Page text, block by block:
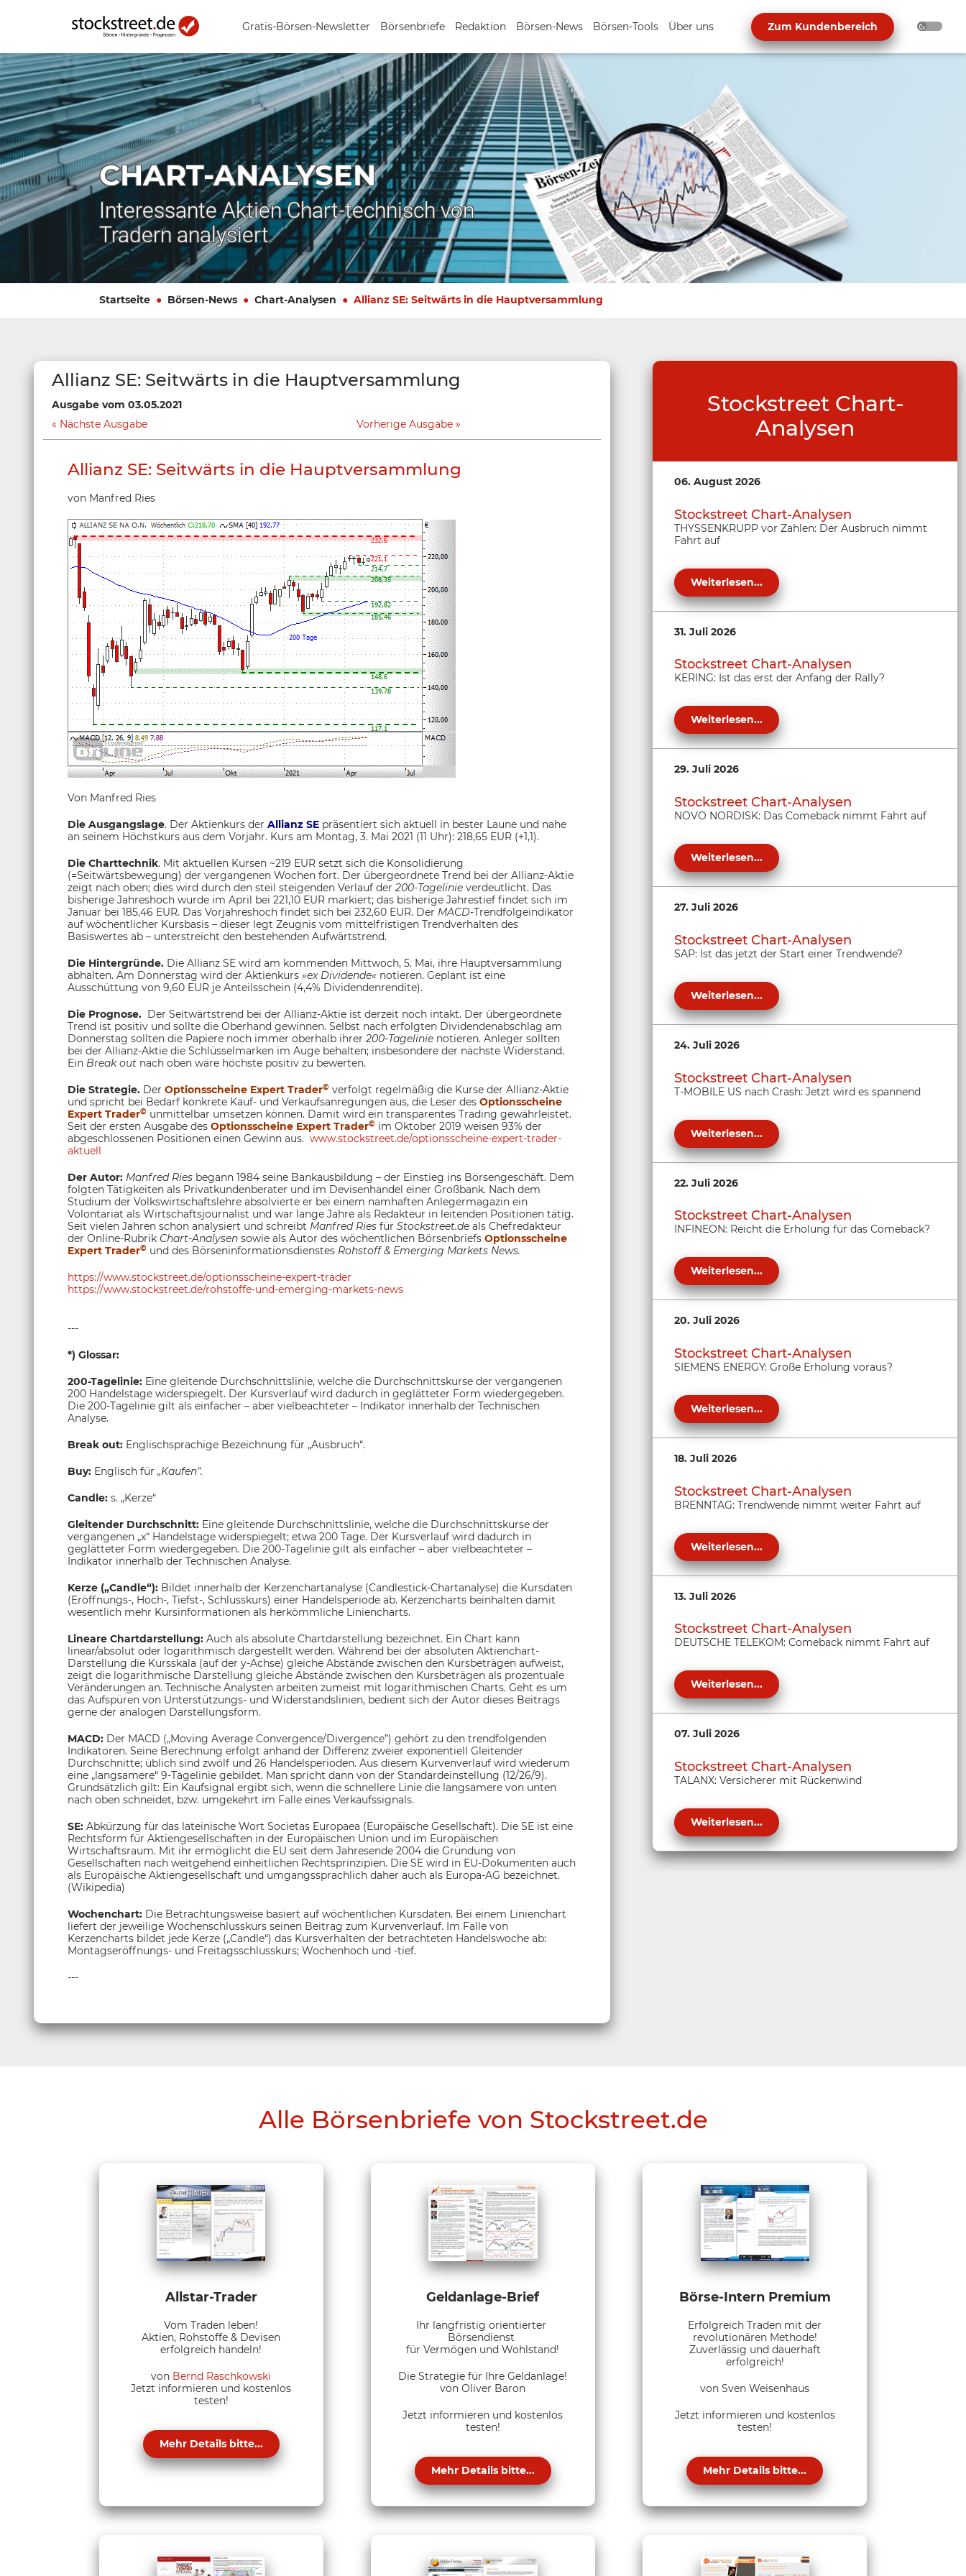
Gratis-Börsen-Newsletter Börsenbriefe Redaktion Börsen-News Börsen-Tools Über uns Zum Kundenbereich
CHART-ANALYSEN
Interessante Aktien Chart-technisch von
Tradern analysiert
Startseite Börsen-News Chart-Analysen Allianz SE: Seitwärts in die Hauptversammlung
Allianz SE: Seitwärts in die Hauptversammlung
Ausgabe vom 03.05.2021
Nächste Ausgabe
Vorherige Ausgabe
Allianz SE: Seitwärts in die Hauptversammlung
von Manfred Ries
Von Manfred Ries
Die Ausgangslage. Der Aktienkurs der Allianz SE präsentiert sich aktuell in bester Laune und nahe
an seinem Höchstkurs aus dem Vorjahr. Kurs am Montag, 3. Mai 2021 (11 Uhr): 218,65 EUR (+1,1).
Die Charttechnik. Mit aktuellen Kursen ~219 EUR setzt sich die Konsolidierung
(=Seitwärtsbewegung) der vergangenen Wochen fort. Der übergeordnete Trend bei der Allianz-Aktie
zeigt nach oben; dies wird durch den steil steigenden Verlauf der 200-Tagelinie verdeutlicht. Das
bisherige Jahreshoch wurde im April bei 221,10 EUR markiert; das bisherige Jahrestief findet sich im
Januar bei 185,46 EUR. Das Vorjahreshoch findet sich bei 232,60 EUR. Der MACD-Trendfolgeindikator
auf wöchentlicher Kursbasis – dieser legt Zeugnis vom mittelfristigen Trendverhalten des
Basiswertes ab – unterstreicht den bestehenden Aufwärtstrend.
Die Hintergründe. Die Allianz SE wird am kommenden Mittwoch, 5. Mai, ihre Hauptversammlung
abhalten. Am Donnerstag wird der Aktienkurs »ex Dividende« notieren. Geplant ist eine
Ausschüttung von 9,60 EUR je Anteilsschein (4,4% Dividendenrendite).
Die Prognose. Der Seitwärtstrend bei der Allianz-Aktie ist derzeit noch intakt. Der übergeordnete
Trend ist positiv und sollte die Oberhand gewinnen. Selbst nach erfolgten Dividendenabschlag am
Donnerstag sollten die Papiere noch immer oberhalb ihrer 200-Tagelinie notieren. Anleger sollten
bei der Allianz-Aktie die Schlüsselmarken im Auge behalten; insbesondere der nächste Widerstand.
Ein Break out nach oben wäre höchste positiv zu bewerten.
Die Strategie. Der Optionsscheine Expert Trader© verfolgt regelmäßig die Kurse der Allianz-Aktie
und spricht bei Bedarf konkrete Kauf- und Verkaufsanregungen aus, die Leser des Optionsscheine
Expert Trader© unmittelbar umsetzen können. Damit wird ein transparentes Trading gewährleistet.
Seit der ersten Ausgabe des Optionsscheine Expert Trader© im Oktober 2019 weisen 93% der
abgeschlossenen Positionen einen Gewinn aus. www.stockstreet.de/optionsscheine-expert-trader-
aktuell
Der Autor: Manfred Ries begann 1984 seine Bankausbildung – der Einstieg ins Börsengeschäft. Dem
folgten Tätigkeiten als Privatkundenberater und im Devisenhandel einer Großbank. Nach dem
Studium der Volkswirtschaftslehre absolvierte er bei einem namhaften Anlegermagazin ein
Volontariat als Wirtschaftsjournalist und war lange Jahre als Redakteur in leitenden Positionen tätig.
Seit vielen Jahren schon analysiert und schreibt Manfred Ries für Stockstreet.de als Chefredakteur
der Online-Rubrik Chart-Analysen sowie als Autor des wöchentlichen Börsenbriefs Optionsscheine
Expert Trader© und des Börseninformationsdienstes Rohstoff & Emerging Markets News.
https://www.stockstreet.de/optionsscheine-expert-trader
https://www.stockstreet.de/rohstoffe-und-emerging-markets-news
---
*) Glossar:
200-Tagelinie: Eine gleitende Durchschnittslinie, welche die Durchschnittskurse der vergangenen
200 Handelstage widerspiegelt. Der Kursverlauf wird dadurch in geglätteter Form wiedergegeben.
Die 200-Tagelinie gilt als einfacher – aber vielbeachteter – Indikator innerhalb der Technischen
Analyse.
Break out: Englischsprachige Bezeichnung für „Ausbruch“.
Buy: Englisch für „Kaufen“.
Candle: s. „Kerze“
Gleitender Durchschnitt: Eine gleitende Durchschnittslinie, welche die Durchschnittskurse der
vergangenen „x“ Handelstage widerspiegelt; etwa 200 Tage. Der Kursverlauf wird dadurch in
geglätteter Form wiedergegeben. Die 200-Tagelinie gilt als einfacher – aber vielbeachteter –
Indikator innerhalb der Technischen Analyse.
Kerze („Candle“): Bildet innerhalb der Kerzenchartanalyse (Candlestick-Chartanalyse) die Kursdaten
(Eröffnungs-, Hoch-, Tiefst-, Schlusskurs) einer Handelsperiode ab. Kerzencharts beinhalten damit
wesentlich mehr Kursinformationen als herkömmliche Liniencharts.
Lineare Chartdarstellung: Auch als absolute Chartdarstellung bezeichnet. Ein Chart kann
linear/absolut oder logarithmisch dargestellt werden. Während bei der absoluten Aktienchart-
Darstellung die Kursskala (auf der y-Achse) gleiche Abstände zwischen den Kursbeträgen aufweist,
zeigt die logarithmische Darstellung gleiche Abstände zwischen den Kursbeträgen als prozentuale
Veränderungen an. Technische Analysten arbeiten zumeist mit logarithmischen Charts. Geht es um
das Aufspüren von Unterstützungs- und Widerstandslinien, bedient sich der Autor dieses Beitrags
gerne der analogen Darstellungsform.
MACD: Der MACD („Moving Average Convergence/Divergence”) gehört zu den trendfolgenden
Indikatoren. Seine Berechnung erfolgt anhand der Differenz zweier exponentiell Gleitender
Durchschnitte; üblich sind zwölf und 26 Handelsperioden. Aus diesem Kurvenverlauf wird wiederum
eine „langsamere“ 9-Tagelinie gebildet. Man spricht dann von der Standardeinstellung (12/26/9).
Grundsätzlich gilt: Ein Kaufsignal ergibt sich, wenn die schnellere Linie die langsamere von unten
nach oben schneidet, bzw. umgekehrt im Falle eines Verkaufssignals.
SE: Abkürzung für das lateinische Wort Societas Europaea (Europäische Gesellschaft). Die SE ist eine
Rechtsform für Aktiengesellschaften in der Europäischen Union und im Europäischen
Wirtschaftsraum. Mit ihr ermöglicht die EU seit dem Jahresende 2004 die Gründung von
Gesellschaften nach weitgehend einheitlichen Rechtsprinzipien. Die SE wird in EU-Dokumenten auch
als Europäische Aktiengesellschaft und umgangssprachlich daher auch als Europa-AG bezeichnet.
(Wikipedia)
Wochenchart: Die Betrachtungsweise basiert auf wöchentlichen Kursdaten. Bei einem Linienchart
liefert der jeweilige Wochenschlusskurs seinen Beitrag zum Kurvenverlauf. Im Falle von
Kerzencharts bildet jede Kerze („Candle“) das Kursverhalten der betrachteten Handelswoche ab:
Montagseröffnungs- und Freitagsschlusskurs; Wochenhoch und -tief.
---
Stockstreet Chart-
Analysen
06. August 2026
Stockstreet Chart-Analysen
THYSSENKRUPP vor Zahlen: Der Ausbruch nimmt
Fahrt auf
Weiterlesen...
31. Juli 2026
Stockstreet Chart-Analysen
KERING: Ist das erst der Anfang der Rally?
Weiterlesen...
29. Juli 2026
Stockstreet Chart-Analysen
NOVO NORDISK: Das Comeback nimmt Fahrt auf
Weiterlesen...
27. Juli 2026
Stockstreet Chart-Analysen
SAP: Ist das jetzt der Start einer Trendwende?
Weiterlesen...
24. Juli 2026
Stockstreet Chart-Analysen
T-MOBILE US nach Crash: Jetzt wird es spannend
Weiterlesen...
22. Juli 2026
Stockstreet Chart-Analysen
INFINEON: Reicht die Erholung für das Comeback?
Weiterlesen...
20. Juli 2026
Stockstreet Chart-Analysen
SIEMENS ENERGY: Große Erholung voraus?
Weiterlesen...
18. Juli 2026
Stockstreet Chart-Analysen
BRENNTAG: Trendwende nimmt weiter Fahrt auf
Weiterlesen...
13. Juli 2026
Stockstreet Chart-Analysen
DEUTSCHE TELEKOM: Comeback nimmt Fahrt auf
Weiterlesen...
07. Juli 2026
Stockstreet Chart-Analysen
TALANX: Versicherer mit Rückenwind
Weiterlesen...
Alle Börsenbriefe von Stockstreet.de
Allstar-Trader
Vom Traden leben!
Aktien, Rohstoffe & Devisen
erfolgreich handeln!
von Bernd Raschkowski
Jetzt informieren und kostenlos
testen!
Mehr Details bitte...
Geldanlage-Brief
Ihr langfristig orientierter
Börsendienst
für Vermögen und Wohlstand!
Die Strategie für Ihre Geldanlage!
von Oliver Baron
Jetzt informieren und kostenlos
testen!
Mehr Details bitte...
Börse-Intern Premium
Erfolgreich Traden mit der
revolutionären Methode!
Zuverlässig und dauerhaft
erfolgreich!
von Sven Weisenhaus
Jetzt informieren und kostenlos
testen!
Mehr Details bitte...